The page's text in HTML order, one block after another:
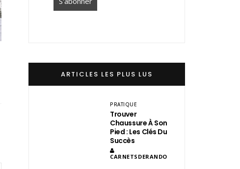
ARTICLES LES PLUS LUS
PRATIQUE
Trouver
Chaussure À Son
Pied : Les Clés Du
Succès
CARNETSDERANDO